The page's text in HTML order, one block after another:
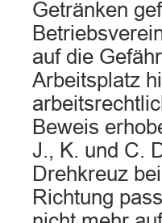
Getränken
auf die
Arbeitsplatz
Beweis
J., K. und C.
Drehkreuz
Richtung